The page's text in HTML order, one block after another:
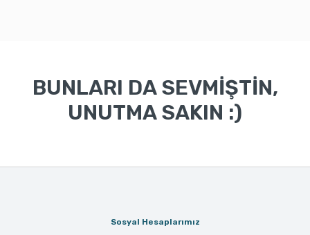
BUNLARI DA SEVMİŞTİN,
UNUTMA SAKIN :)
Sosyal Hesaplarımız